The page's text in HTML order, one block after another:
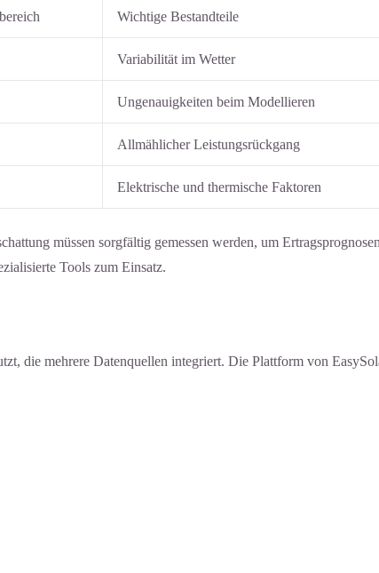
Wichtige Bestandteile
Variabilität im Wetter
Ungenauigkeiten beim Modellieren
Allmählicher Leistungsrückgang
Elektrische und thermische Faktoren
müssen sorgfältig gemessen werden, um
Tools zum Einsatz.
die mehrere Datenquellen integriert. Die Plattform von